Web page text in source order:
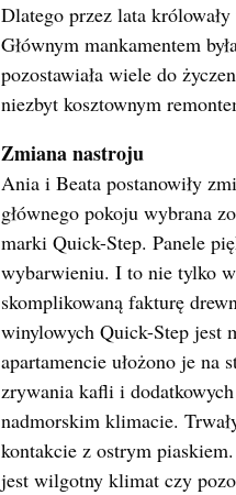
Dlatego przez lata
Głównym mankamentem
pozostawiała wiele do
niezbyt kosztownym
Zmiana nastroju
Ania i Beata postanowiły
głównego pokoju wybrana
marki Quick-Step. Panele
wybarwieniu. I to nie tylko
skomplikowaną fakturę
winylowych Quick-Step jest
apartamencie ułożono je na
zrywania kafli i
nadmorskim klimacie.
kontakcie z ostrym
jest wilgotny klimat czy